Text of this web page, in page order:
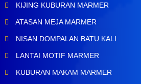
KIJING KUBURAN MARMER
ATASAN MEJA MARMER
NISAN DOMPALAN BATU KALI
LANTAI MOTIF MARMER
KUBURAN MAKAM MARMER